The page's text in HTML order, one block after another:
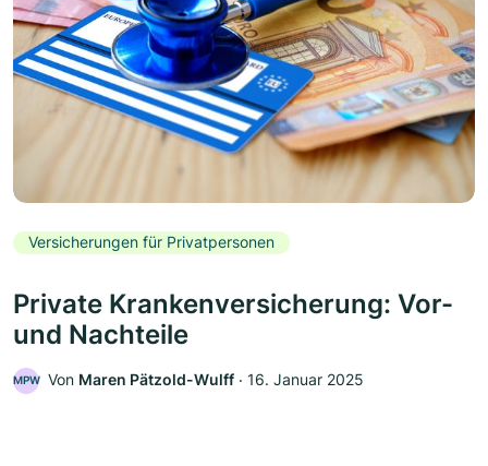
Versicherungen für Privatpersonen
Private Krankenversicherung: Vor-
und Nachteile
MPW Von Maren Pätzold-Wulff ‧ 16. Januar 2025